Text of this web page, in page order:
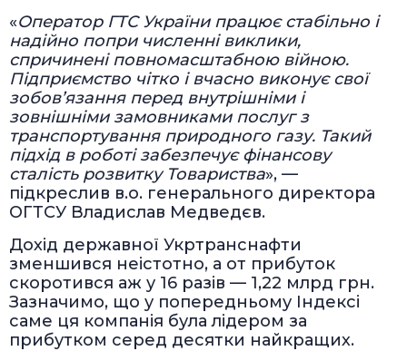
«Оператор ГТС України працює стабільно і
надійно попри численні виклики,
спричинені повномасштабною війною.
Підприємство чітко і вчасно виконує свої
зобов’язання перед внутрішніми і
зовнішніми замовниками послуг з
транспортування природного газу. Такий
підхід в роботі забезпечує фінансову
сталість розвитку Товариства», —
підкреслив в.о. генерального директора
ОГТСУ Владислав Медведєв.
Дохід державної Укртранснафти
зменшився неістотно, а от прибуток
скоротився аж у 16 разів — 1,22 млрд грн.
Зазначимо, що у попередньому Індексі
саме ця компанія була лідером за
прибутком серед десятки найкращих.